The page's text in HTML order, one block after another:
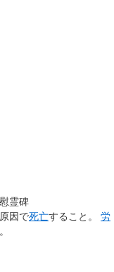
霊碑
因で死亡すること。 労